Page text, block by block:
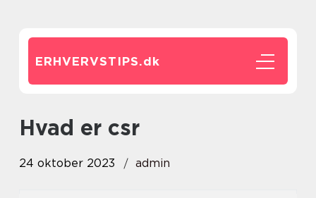
ERHVERVSTIPS.dk
hvad er csr
24 oktober 2023 admin